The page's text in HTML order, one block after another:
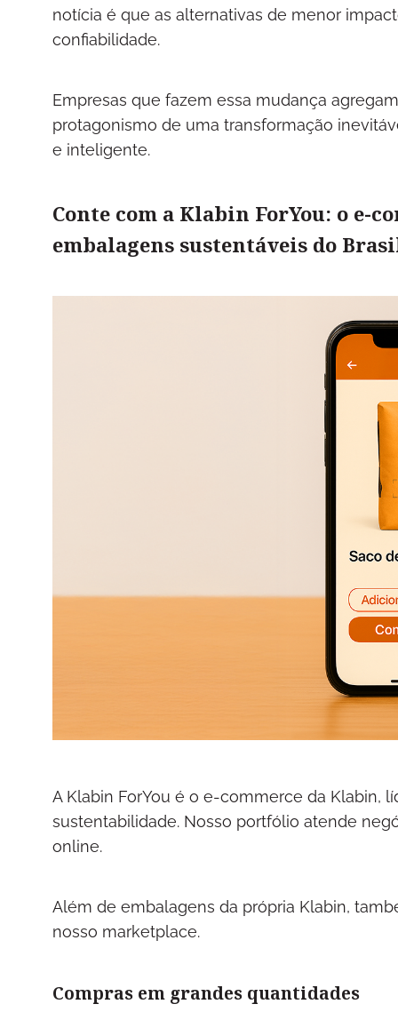
notícia é que as alternativas de menor
confiabilidade.
Empresas que fazem essa mudança
protagonismo de uma transformação
e inteligente.
Conte com a Klabin ForYou: o e-
embalagens sustentáveis do
A Klabin ForYou é o e-commerce da Klabin,
sustentabilidade. Nosso portfólio atende
online.
Além de embalagens da própria Klabin,
nosso marketplace.
Compras em grandes quantidades